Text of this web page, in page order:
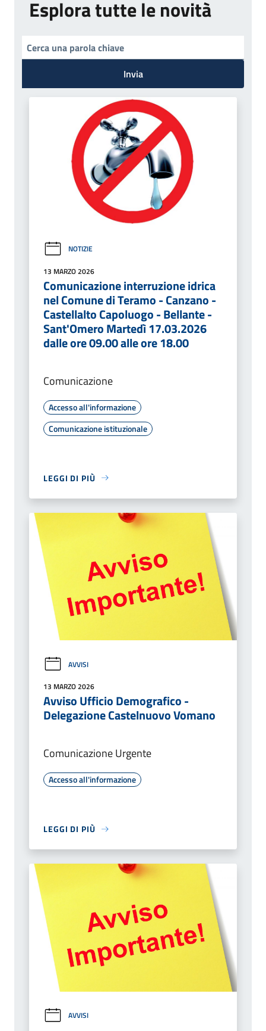
Esplora tutte le novità
Invia
NOTIZIE
13 MARZO 2026
Comunicazione interruzione idrica
nel Comune di Teramo - Canzano -
Castellalto Capoluogo - Bellante -
Sant'Omero Martedì 17.03.2026
dalle ore 09.00 alle ore 18.00
Comunicazione
Accesso all'informazione
Comunicazione istituzionale
LEGGI DI PIÙ
AVVISI
13 MARZO 2026
Avviso Ufficio Demografico -
Delegazione Castelnuovo Vomano
Comunicazione Urgente
Accesso all'informazione
LEGGI DI PIÙ
AVVISI